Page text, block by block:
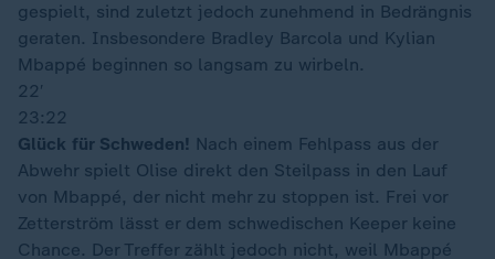
gespielt, sind zuletzt jedoch zunehmend in Bedrängnis
geraten. Insbesondere Bradley Barcola und Kylian
Mbappé beginnen so langsam zu wirbeln.
22′
23:22
Glück für Schweden! Nach einem Fehlpass aus der
Abwehr spielt Olise direkt den Steilpass in den Lauf
von Mbappé, der nicht mehr zu stoppen ist. Frei vor
Zetterström lässt er dem schwedischen Keeper keine
Chance. Der Treffer zählt jedoch nicht, weil Mbappé